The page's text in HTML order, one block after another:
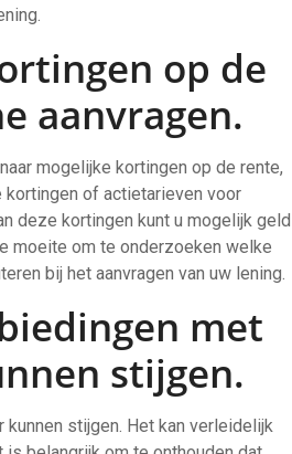
op de
aanvragen.
mogelijke kortingen op de rente,
of actietarieven voor
deze kortingen kunt u mogelijk geld
moeite om te onderzoeken welke
bij het aanvragen van uw lening.
met
stijgen.
stijgen. Het kan verleidelijk